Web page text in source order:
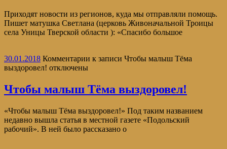
Приходят новости из регионов, куда мы отправляли помощь.
Пишет матушка Светлана (церковь Живоначальной Троицы
села Уницы Тверской области ): «Спасибо большое
30.01.2018 Комментарии к записи Чтобы малыш Тёма
выздоровел! отключены
Чтобы малыш Тёма выздоровел!
«Чтобы малыш Тёма выздоровел!» Под таким названием
недавно вышла статья в местной газете «Подольский
рабочий». В ней было рассказано о